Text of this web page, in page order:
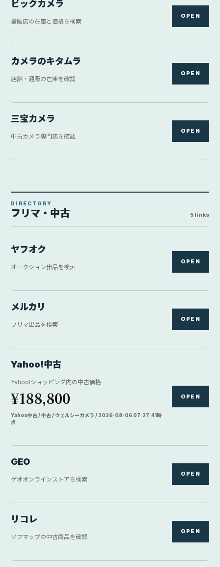
ビックカメラ
量販店の在庫と価格を検索
OPEN
カメラのキタムラ
店舗・通販の在庫を確認
OPEN
三宝カメラ
中古カメラ専門店を確認
OPEN
DIRECTORY
フリマ・中古 5 links
ヤフオク
オークション出品を検索
OPEN
メルカリ
フリマ出品を検索
OPEN
Yahoo!中古
Yahoo!ショッピング内の中古価格
¥188,800
Yahoo中古 / 中古 / ウェルシーカメラ / 2026-08-06 07:27:41時
点
OPEN
GEO
ゲオオンラインストアを検索
OPEN
リコレ
ソフマップの中古商品を確認
OPEN